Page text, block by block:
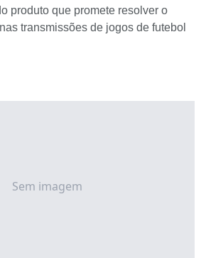
produto que promete resolver o
transmissões de jogos de futebol
Sem imagem